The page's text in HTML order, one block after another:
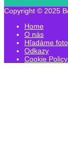
Copyright © 2025
Home
O nás
Hľadáme
Odkazy
Cookie